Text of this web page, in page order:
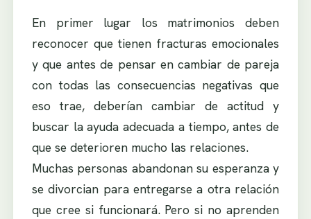
En primer lugar los matrimonios deben
reconocer que tienen fracturas emocionales
y que antes de pensar en cambiar de pareja
con todas las consecuencias negativas que
eso trae, deberían cambiar de actitud y
buscar la ayuda adecuada a tiempo, antes de
que se deterioren mucho las relaciones.
Muchas personas abandonan su esperanza y
se divorcian para entregarse a otra relación
que cree si funcionará. Pero si no aprenden